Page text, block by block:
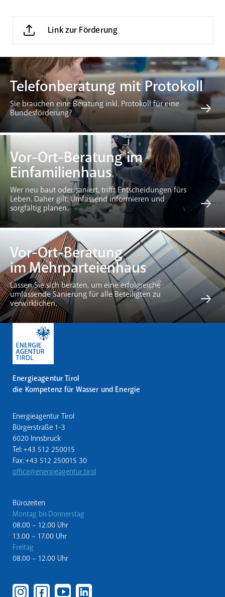
Link zur Förderung
Telefonberatung mit Protokoll
Sie brauchen eine Beratung inkl. Protokoll für eine
Bundesförderung?
Vor-Ort-Beratung im
Einfamilienhaus
Wer neu baut oder saniert, trifft Entscheidungen fürs
Leben. Daher gilt: Umfassend informieren und
sorgfältig planen.
Vor-Ort-Beratung
im Mehrparteienhaus
Lassen Sie sich beraten, um eine erfolgreiche
umfassende Sanierung für alle Beteiligten zu
verwirklichen.
Energieagentur Tirol
die Kompetenz für Wasser und Energie
Energieagentur Tirol
Bürgerstraße 1-3
6020 Innsbruck
Tel: +43 512 250015
Fax: +43 512 250015 30
office@energieagentur.tirol
Bürozeiten
Montag bis Donnerstag
08.00 – 12.00 Uhr
13.00 – 17.00 Uhr
Freitag
08.00 – 12.00 Uhr